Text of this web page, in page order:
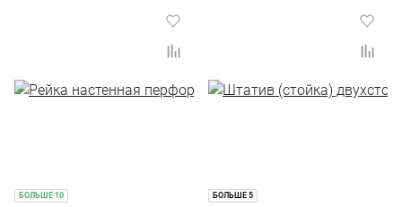
БОЛЬШЕ 10 БОЛЬШЕ 5